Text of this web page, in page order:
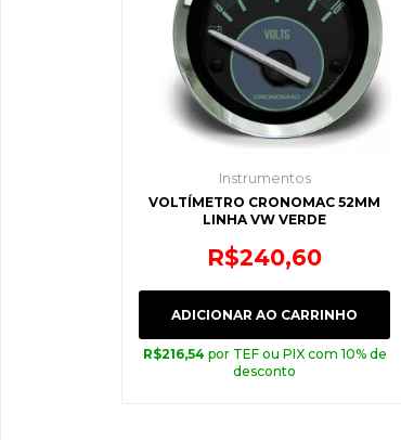
Instrumentos
VOLTÍMETRO CRONOMAC 52MM
LINHA VW VERDE
R$240,60
ADICIONAR AO CARRINHO
R$216,54 por TEF ou PIX com 10% de
desconto